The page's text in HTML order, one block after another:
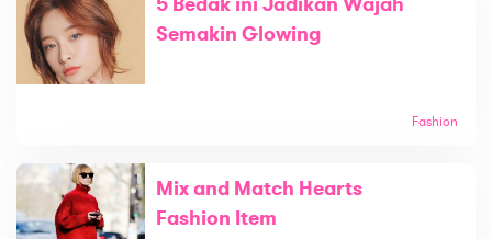
Semakin Glowing
Fashion
Mix and Match Hearts
Fashion Item